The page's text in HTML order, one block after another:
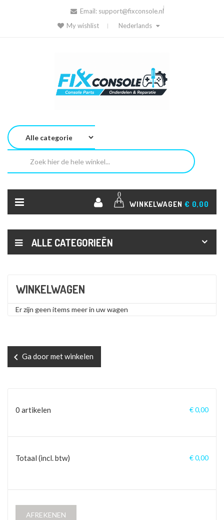
Email: support@fixconsole.nl
My wishlist
Nederlands
0
WINKELWAGEN € 0,00
ALLE CATEGORIEËN
WINKELWAGEN
Er zijn geen items meer in uw wagen
chevron_left Ga door met winkelen
0 artikelen € 0,00
Totaal (incl. btw) € 0,00
AFREKENEN